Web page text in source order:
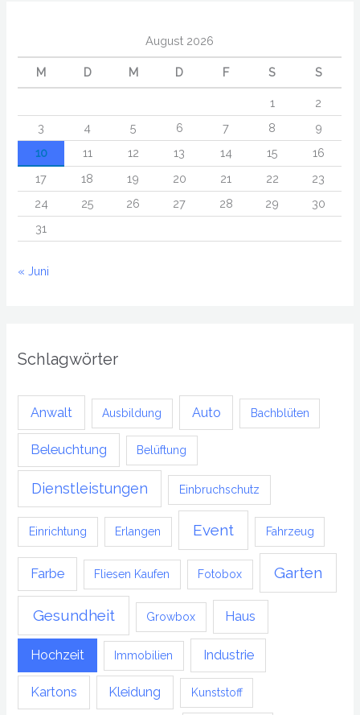
August 2026
M D M D F S S
1
2
3
4 5 6 7 8
9
10
11 12 13 14 15
16
17
18 19 20 21 22
23
24
25 26 27 28 29
30
31
« Juni
Schlagwörter
Anwalt Ausbildung Auto Bachblüten
Beleuchtung Belüftung
Dienstleistungen Einbruchschutz
Einrichtung Erlangen Event Fahrzeug
Farbe Fliesen Kaufen Fotobox Garten
Gesundheit Growbox Haus
Hochzeit Immobilien Industrie
Kartons Kleidung Kunststoff